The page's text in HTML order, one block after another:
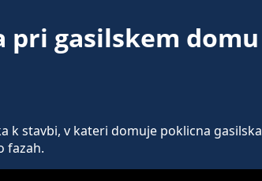
pri gasilskem domu
k stavbi, v kateri domuje poklicna gasilska
fazah.